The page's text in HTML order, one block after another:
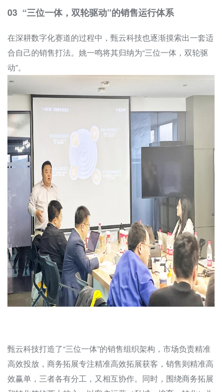
03 “三位一体，双轮驱动”的销售运行体系
在深耕数字化赛道的过程中，甄云科技也逐渐摸索出一套适
合自己的销售打法。姚一鸣将其归纳为“三位一体，双轮驱
动”。
甄云科技打造了“三位一体”的销售组织架构，市场负责精准
高效投放，商务拓展专注精准高效拓展获客，销售则精准高
效赢单，三者各有分工，又相互协作。同时，围绕商务拓展